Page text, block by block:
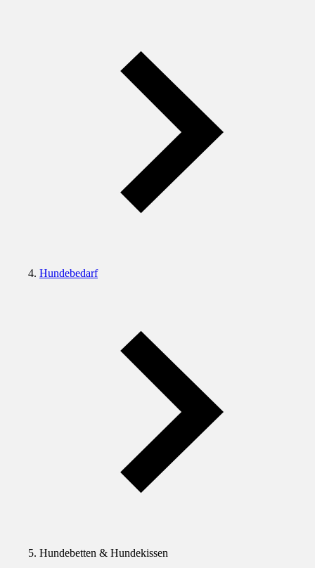
Hundebedarf
Hundebetten & Hundekissen